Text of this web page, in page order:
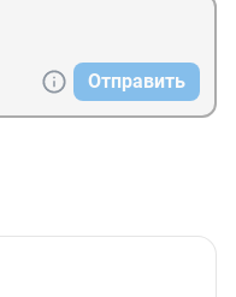
Отправить